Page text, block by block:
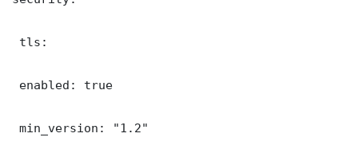
tls:
enabled: true
min_version: "1.2"